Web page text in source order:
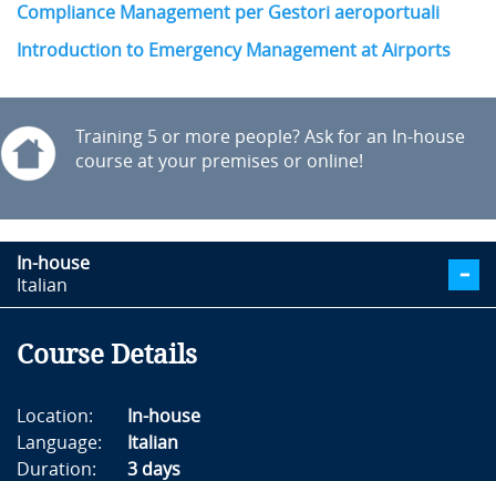
Compliance Management per Gestori aeroportuali
Introduction to Emergency Management at Airports
Training 5 or more people? Ask for an In-house
course at your premises or online!
In-house
Italian
Course Details
Location:
In-house
Language:
Italian
Duration:
3 days